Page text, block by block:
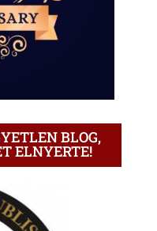
BLOG,
ELNYERTE!